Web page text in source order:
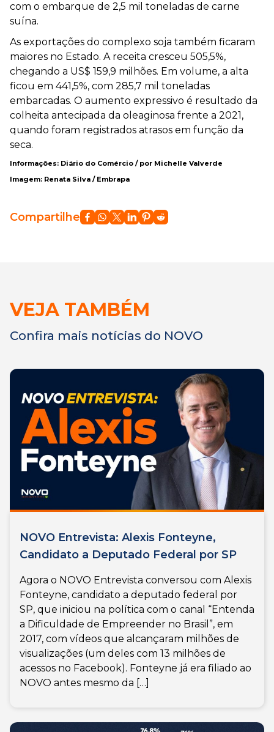
com o embarque de 2,5 mil toneladas de carne
suína.
As exportações do complexo soja também ficaram
maiores no Estado. A receita cresceu 505,5%,
chegando a US$ 159,9 milhões. Em volume, a alta
ficou em 441,5%, com 285,7 mil toneladas
embarcadas. O aumento expressivo é resultado da
colheita antecipada da oleaginosa frente a 2021,
quando foram registrados atrasos em função da
seca.
Informações: Diário do Comércio / por Michelle Valverde
Imagem: Renata Silva / Embrapa
Compartilhe
VEJA TAMBÉM
Confira mais notícias do NOVO
NOVO Entrevista: Alexis Fonteyne,
Candidato a Deputado Federal por SP
Agora o NOVO Entrevista conversou com Alexis
Fonteyne, candidato a deputado federal por
SP, que iniciou na política com o canal “Entenda
a Dificuldade de Empreender no Brasil”, em
2017, com vídeos que alcançaram milhões de
visualizações (um deles com 13 milhões de
acessos no Facebook). Fonteyne já era filiado ao
NOVO antes mesmo da […]